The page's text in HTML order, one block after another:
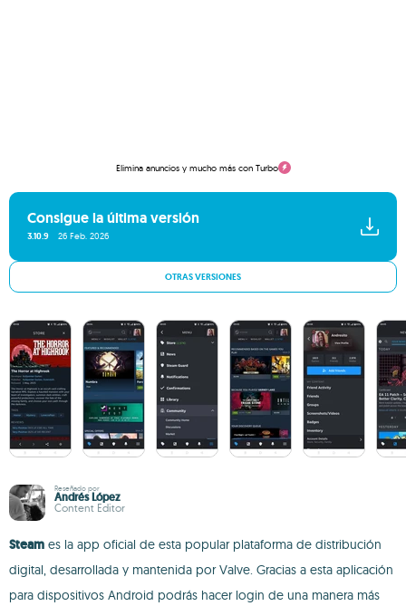
Elimina anuncios y mucho más con Turbo
Consigue la última versión
3.10.9 26 Feb. 2026
OTRAS VERSIONES
Reseñado por
Andrés López
Content Editor
Steam es la app oficial de esta popular plataforma de distribución
digital, desarrollada y mantenida por Valve. Gracias a esta aplicación
para dispositivos Android podrás hacer login de una manera más